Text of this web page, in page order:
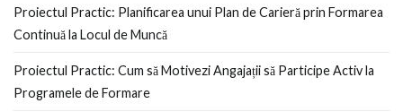
Proiectul Practic: Planificarea unui Plan de Carieră prin Formarea
Continuă la Locul de Muncă
Proiectul Practic: Cum să Motivezi Angajații să Participe Activ la
Programele de Formare